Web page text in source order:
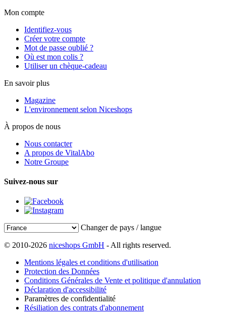
Mon compte
Identifiez-vous
Créer votre compte
Mot de passe oublié ?
Où est mon colis ?
Utiliser un chèque-cadeau
En savoir plus
Magazine
L'environnement selon Niceshops
À propos de nous
Nous contacter
A propos de VitalAbo
Notre Groupe
Suivez-nous sur
Changer de pays / langue
© 2010-2026 niceshops GmbH - All rights reserved.
Mentions légales et conditions d'utilisation
Protection des Données
Conditions Générales de Vente et politique d'annulation
Déclaration d'accessibilité
Paramètres de confidentialité
Résiliation des contrats d'abonnement